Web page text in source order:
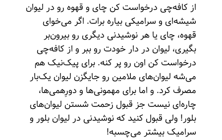
از کافه‌چی درخواست کن چای و قهوه رو در لیوان
شیشه‌ای و سرامیکی بیاره برات. اگر می‌‌خوای
قهوه، چای یا هر نوشیدنی دیگری رو بیرون‌بر
بگیری، لیوان در دار خودت رو ببر و از کافه‌چی
درخواست کن اون رو پر کنه. برای پیک‌نیک هم
می‌شه لیوان‌های ملامین رو جایگزن لیوان یک‌بار
مصرف کرد. و اما برای مهمونی‌ها و دورِهمی‌ها،
چاره‌ای نیست جز قبول زحمت شستن لیوان‌های
بلور! ولی قبول کنید که نوشیدنی در لیوان بلور و
سرامیک بیشتر می‌چسبه!